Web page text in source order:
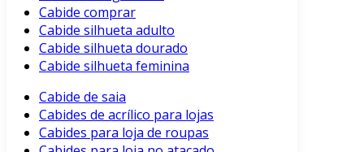
Cabide comprar
Cabide silhueta adulto
Cabide silhueta dourado
Cabide silhueta feminina
Cabide de saia
Cabides de acrílico para lojas
Cabides para loja de roupas